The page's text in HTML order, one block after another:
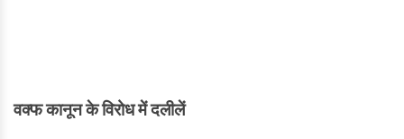
वक्फ कानून के विरोध में दलीलें